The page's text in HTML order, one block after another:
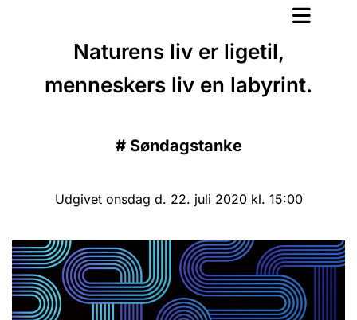
Naturens liv er ligetil,
menneskers liv en labyrint.
# Søndagstanke
Udgivet onsdag d. 22. juli 2020 kl. 15:00